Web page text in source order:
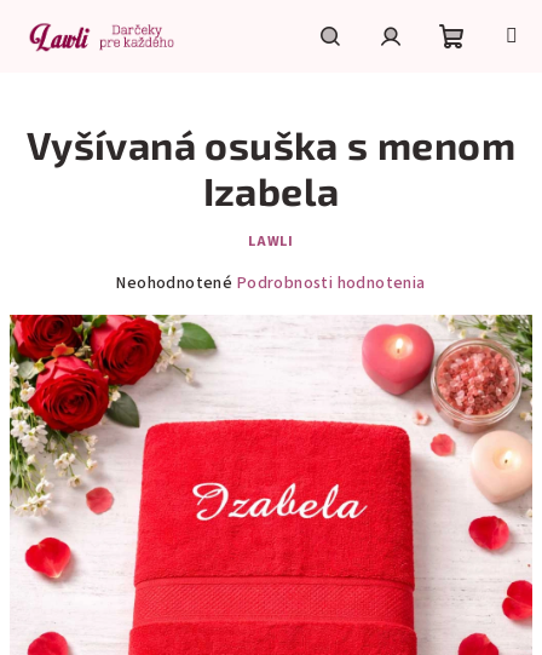
obsah
košík
Vyšívaná osuška s menom
Izabela
LAWLI
produktu
je
0,0
z
5
hviezdičiek.
Neohodnotené Podrobnosti hodnotenia